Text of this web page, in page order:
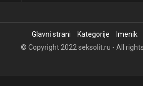
Glavni strani Kategorije Imenik
© Copyright 2022 seksolit.ru - All